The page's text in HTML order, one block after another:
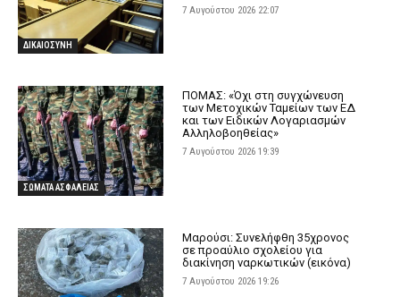
ΔΙΚΑΙΟΣΥΝΗ
7 Αυγούστου 2026 22:07
ΣΩΜΑΤΑ ΑΣΦΑΛΕΙΑΣ
ΠΟΜΑΣ: «Όχι στη συγχώνευση
των Μετοχικών Ταμείων των ΕΔ
και των Ειδικών Λογαριασμών
Αλληλοβοηθείας»
7 Αυγούστου 2026 19:39
Μαρούσι: Συνελήφθη 35χρονος
σε προαύλιο σχολείου για
διακίνηση ναρκωτικών (εικόνα)
7 Αυγούστου 2026 19:26